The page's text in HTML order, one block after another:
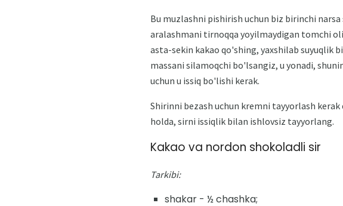
Bu muzlashni pishirish uchun biz birinchi
aralashmani tirnoqqa yoyilmaydigan tomchi
asta-sekin kakao qo'shing, yaxshilab suyuqlik
massani silamoqchi bo'lsangiz, u yonadi,
uchun u issiq bo'lishi kerak.
Shirinni bezash uchun kremni tayyorlash
holda, sirni issiqlik bilan ishlovsiz tayyorlang.
Kakao va nordon shokoladli sir
Tarkibi:
shakar - ½ chashka;